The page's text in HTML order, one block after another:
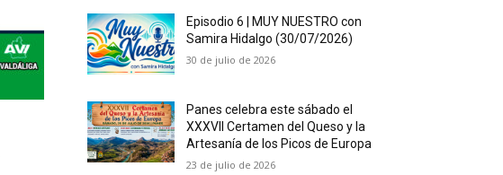
Episodio 6 | MUY NUESTRO con
Samira Hidalgo (30/07/2026)
30 de julio de 2026
Panes celebra este sábado el
XXXVII Certamen del Queso y la
Artesanía de los Picos de Europa
23 de julio de 2026